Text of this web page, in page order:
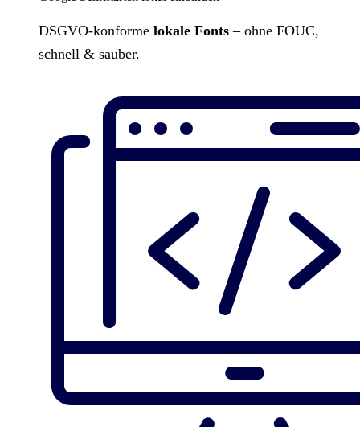
DSGVO-konforme lokale Fonts – ohne FOUC,
schnell & sauber.